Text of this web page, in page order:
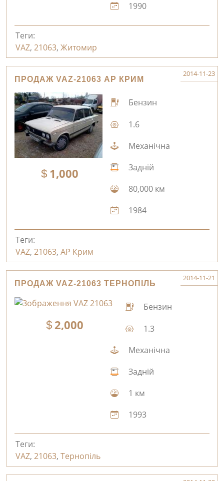
1990
Теги:
VAZ, 21063, Житомир
ПРОДАЖ VAZ-21063 АР КРИМ
2014-11-23
1,000
Бензин
1.6
Механічна
Задній
80,000 км
1984
Теги:
VAZ, 21063, АР Крим
ПРОДАЖ VAZ-21063 ТЕРНОПІЛЬ
2014-11-21
2,000
Бензин
1.3
Механічна
Задній
1 км
1993
Теги:
VAZ, 21063, Тернопіль